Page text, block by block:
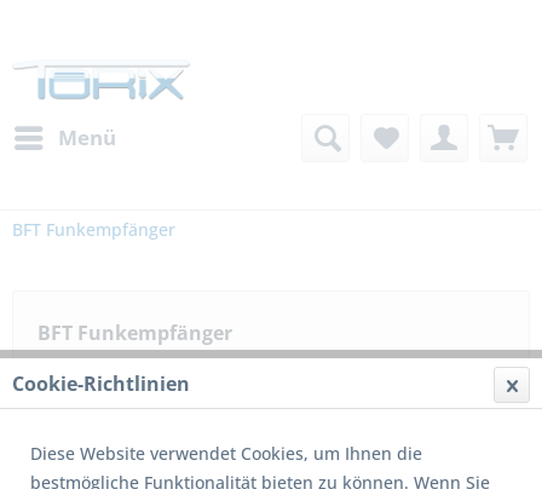
Menü
BFT Funkempfänger
BFT Funkempfänger
Cookie-Richtlinien
Diese Website verwendet Cookies, um Ihnen die
bestmögliche Funktionalität bieten zu können. Wenn Sie